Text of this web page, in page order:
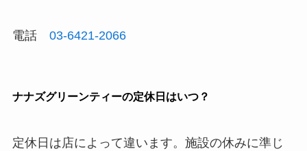
電話 03-6421-2066
ナナズグリーンティーの定休日はいつ？
定休日は店によって違います。施設の休みに準じ